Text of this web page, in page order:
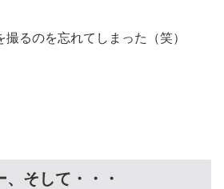
るのを忘れてしまった（笑）
そして・・・